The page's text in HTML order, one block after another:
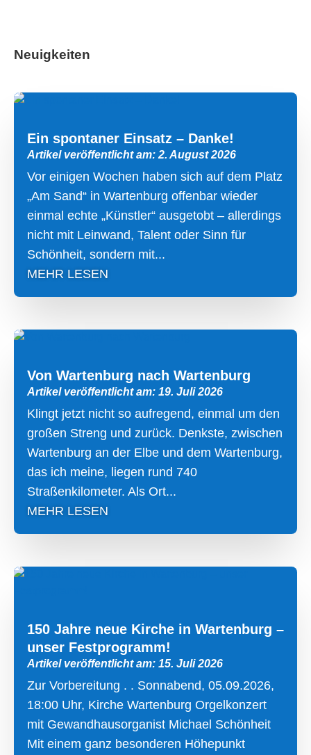
Neuigkeiten
Ein spontaner Einsatz – Danke!
Artikel veröffentlicht am: 2. August 2026
Vor einigen Wochen haben sich auf dem Platz
„Am Sand“ in Wartenburg offenbar wieder
einmal echte „Künstler“ ausgetobt – allerdings
nicht mit Leinwand, Talent oder Sinn für
Schönheit, sondern mit...
MEHR LESEN
Von Wartenburg nach Wartenburg
Artikel veröffentlicht am: 19. Juli 2026
Klingt jetzt nicht so aufregend, einmal um den
großen Streng und zurück. Denkste, zwischen
Wartenburg an der Elbe und dem Wartenburg,
das ich meine, liegen rund 740
Straßenkilometer. Als Ort...
MEHR LESEN
150 Jahre neue Kirche in Wartenburg –
unser Festprogramm!
Artikel veröffentlicht am: 15. Juli 2026
Zur Vorbereitung . . Sonnabend, 05.09.2026,
18:00 Uhr, Kirche Wartenburg Orgelkonzert
mit Gewandhausorganist Michael Schönheit
Mit einem ganz besonderen Höhepunkt